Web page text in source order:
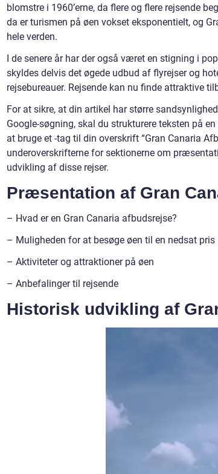
blomstre i 1960’erne, da flere og flere rejsende
da er turismen på øen vokset eksponentielt, og
hele verden.
I de senere år har der også været en stigning i
skyldes delvis det øgede udbud af flyrejser og
rejsebureauer. Rejsende kan nu finde attraktive
For at sikre, at din artikel har større
Google-søgning, skal du strukturere teksten på
at bruge et -tag til din overskrift “Gran Canaria
underoverskrifterne for sektionerne om
udvikling af disse rejser.
Præsentation af Gran
– Hvad er en Gran Canaria afbudsrejse?
– Muligheden for at besøge øen til en nedsat pris
– Aktiviteter og attraktioner på øen
– Anbefalinger til rejsende
Historisk udvikling af